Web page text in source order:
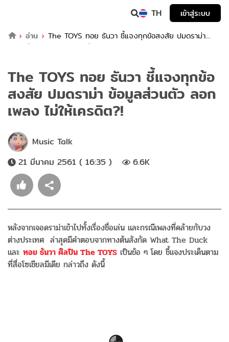
TH
เข้าสู่ระบบ
อ่าน
The TOYS ทอย ธันวา ชี้แจงทุกข้อสงสัย ปมดราม่า
ข้อมูลส่วนตัว ลอกเพลง ไม่ให้เครดิต?!
The TOYS ทอย ธันวา ชี้แจงทุกข้อ
สงสัย ปมดราม่า ข้อมูลส่วนตัว ลอก
เพลง ไม่ให้เครดิต?!
Music Talk
21 มีนาคม 2561 ( 16:35 )
6.6K
หลังจากเจอดราม่าเข้าไปทั้งเรื่องชื่อเล่น และกรณีเพลงที่คล้ายกับวง
ต่างประเทศ ล่าสุดมีคำตอบจากทางต้นสังกัด What The Duck
และ ทอย ธันวา ศิลปิน The TOYS เป็นข้อ ๆ โดย ชี้แจงประเด็นตาม
ที่สื่อโซเชียลมีเดีย กล่าวถึง ดังนี้